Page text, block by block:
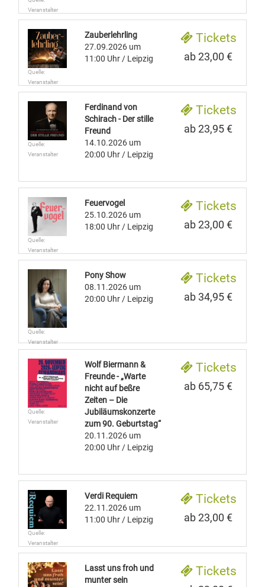
Veranstalter
Quelle:
Veranstalter
Zauberlehrling
27.09.2026 um
11:00 Uhr/ Leipzig
Tickets
ab 23,00 €
Quelle:
Veranstalter
Ferdinand von
Schirach - Der stille
Freund
14.10.2026 um
20:00 Uhr/ Leipzig
Tickets
ab 23,95 €
Quelle:
Veranstalter
Feuervogel
25.10.2026 um
18:00 Uhr/ Leipzig
Tickets
ab 23,00 €
Quelle:
Veranstalter
Pony Show
08.11.2026 um
20:00 Uhr/ Leipzig
Tickets
ab 34,95 €
Quelle:
Veranstalter
Wolf Biermann &
Freunde - „Warte
nicht auf beßre
Zeiten – Die
Jubiläumskonzerte
zum 90. Geburtstag“
20.11.2026 um
20:00 Uhr / Leipzig
Tickets
ab 65,75 €
Quelle:
Veranstalter
Verdi Requiem
22.11.2026 um
11:00 Uhr / Leipzig
Tickets
ab 23,00 €
Lasst uns froh und
munter sein
Tickets